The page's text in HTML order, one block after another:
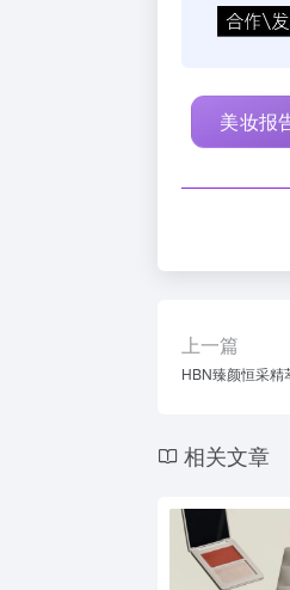
美妆报
上一篇
HBN臻颜恒采精
相关文章